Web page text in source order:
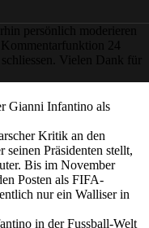
persönlich moderieren
Kommentarfunktion 24
Vielen Dank für
Gianni Infantino als
Kritik an den
Präsidenten stellt,
Bis im November
Posten als FIFA-
nur ein Walliser in
in der Fussball-Welt